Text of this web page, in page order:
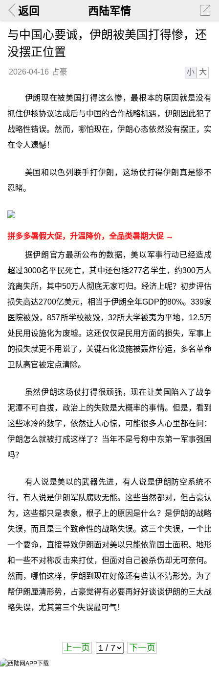
返回 西陆军情
与中国心要诚，伊朗被美国打得惨，还
没摆正位置
2026-04-16 占豪 小 大
伊朗现在被美国打得这么惨，最根本的原因就是没有
抓住伊核协议达成后与中国的合作战略机遇，伊朗因此犯了
战略性错误。然而，哪怕现在，伊朗心态依然没有摆正，实
在令人遗憾！
美国和以色列联手打伊朗，这场仗打得伊朗真是惨不
忍睹。
拼多多暑假大促，升温降价，全品类暑期大促 →
据伊朗官方最新公布的数据，美以军事行动已经造成
超过3000名平民死亡，其中还包括277名学生，约300万人
流离失所，其中50万人彻底无家可归。经济上呢？初步评估
损失高达2700亿美元，相当于伊朗全年GDP的80%。339家
医院被毁，857所学校被毁，32所大学被夷为平地，12.5万
处民用设施化为废墟。这还仅仅是民用方面的损失，军事上
的损失就更不用说了，关键石化设施被轰炸停运，多名革命
卫队高官被定点清除。
虽然伊朗这场仗打得很顽强，现在让美国陷入了战争
泥潭不可自拔，政治上的失败是大概率的事情。但是，看到
这些冰冷的数字，依然让人心惊，可能很多人心里都在问：
伊朗怎么就被打成这样了？当年不是号称中东第一军事强国
吗？
有人说是美以的武器先进，有人说是伊朗防空系统不
行，有人说是伊朗军队腐败无能。这些当然都对，但占豪认
为，这些都只是表象，根子上的原因是什么？是伊朗的战略
失误，而且是三个致命性的战略失误。这三个失误，一个比
一个要命，直接导致伊朗面对美以只能依靠国土面积、地形
和一些不对称反击来打仗，但面对自己被杀伤却无可奈何。
然而，哪怕这样，伊朗到现在好像还有些认不清形势。为了
帮伊朗厘清形势，占豪觉得有必要再好好谈谈伊朗的三大战
略失误，尤其第三个失误最可气！
上一页 下一页